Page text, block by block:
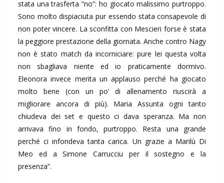
stata una trasferta “no”: ho giocato malissimo purtroppo.
Sono molto dispiaciuta pur essendo stata consapevole di
non poter vincere. La sconfitta con Mescieri forse è stata
la peggiore prestazione della giornata. Anche contro Nagy
non è stato match da incorniciare: pure lei questa volta
non sbagliava niente ed io praticamente dormivo.
Eleonora invece merita un applauso perché ha giocato
molto bene (con un po’ di allenamento riuscirà a
migliorare ancora di più). Maria Assunta ogni tanto
chiudeva dei set e questo ci dava speranza. Ma non
arrivava fino in fondo, purtroppo. Resta una grande
perché ci infondeva tanta carica. Un grazie a Marilù Di
Meo ed a Simone Carrucciu per il sostegno e la
presenza”.